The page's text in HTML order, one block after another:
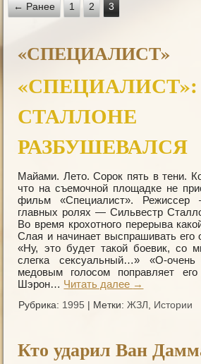
← Ранее 1 2 3
«СПЕЦИАЛИСТ»
«СПЕЦИАЛИСТ»:
СТАЛЛОНЕ
РАЗБУШЕВАЛСЯ
Майами. Лето. Сорок пять в тени.
что на съемочной площадке не
фильм «Специалист».
главных ролях — Сильвестр
Во время крохотного перерыва
Слая и начинает выспрашивать
«Ну, это будет такой боевик, со
слегка сексуальный…» «О-
медовым голосом поправляет
Шэрон… Читать далее →
Рубрика: 1995 | Метки: ЖЗЛ, Истории
Кто удаpил Ван